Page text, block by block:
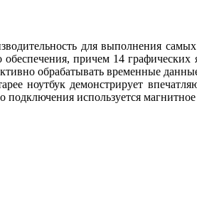
для выполнения
причем 14
обрабатывать временные
ноутбук демонстрирует
используется